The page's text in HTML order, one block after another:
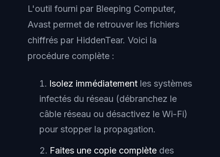
L'outil fourni par Bleeping Computer,
Avast permet de retrouver les fichiers
chiffrés par HiddenTear. Voici la
procédure complète :
Isolez immédiatement les systèmes
infectés du réseau (débranchez le
câble réseau ou désactivez le Wi-Fi)
pour stopper la propagation.
Faites une copie complète des